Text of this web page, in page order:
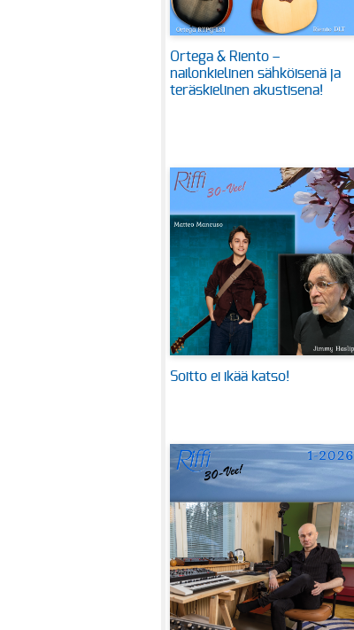
Ortega & Riento –
nailonkielinen sähköisenä ja
teräskielinen akustisena!
Soitto ei ikää katso!